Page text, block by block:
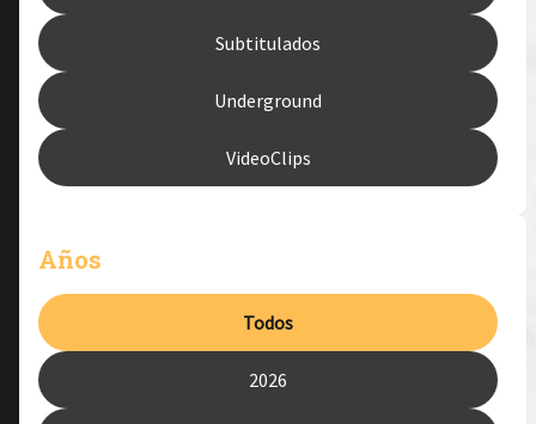
Subtitulados
Underground
VideoClips
Años
Todos
2026